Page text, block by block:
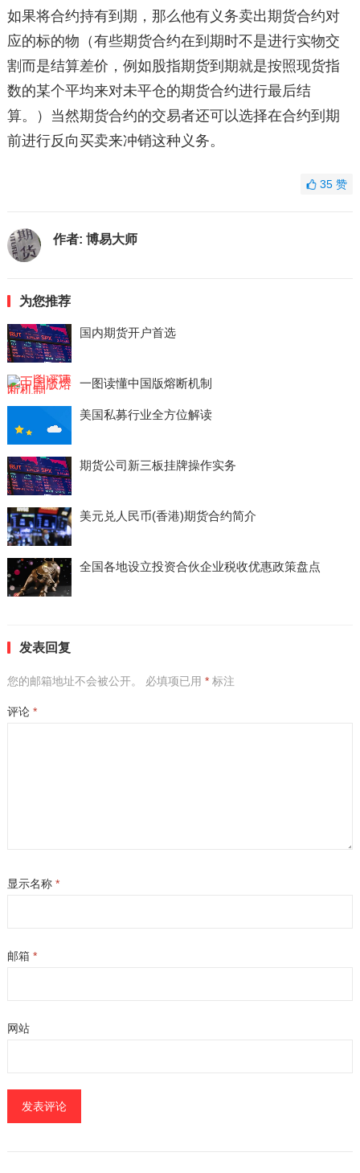
如果将合约持有到期，那么他有义务卖出期货合约对
应的标的物（有些期货合约在到期时不是进行实物交
割而是结算差价，例如股指期货到期就是按照现货指
数的某个平均来对未平仓的期货合约进行最后结
算。）当然期货合约的交易者还可以选择在合约到期
前进行反向买卖来冲销这种义务。
35赞
作者: 博易大师
为您推荐
国内期货开户首选
一图读懂中国版熔断机制
美国私募行业全方位解读
期货公司新三板挂牌操作实务
美元兑人民币(香港)期货合约简介
全国各地设立投资合伙企业税收优惠政策盘点
发表回复
您的邮箱地址不会被公开。 必填项已用 *标注
评论 *
显示名称 *
邮箱 *
网站